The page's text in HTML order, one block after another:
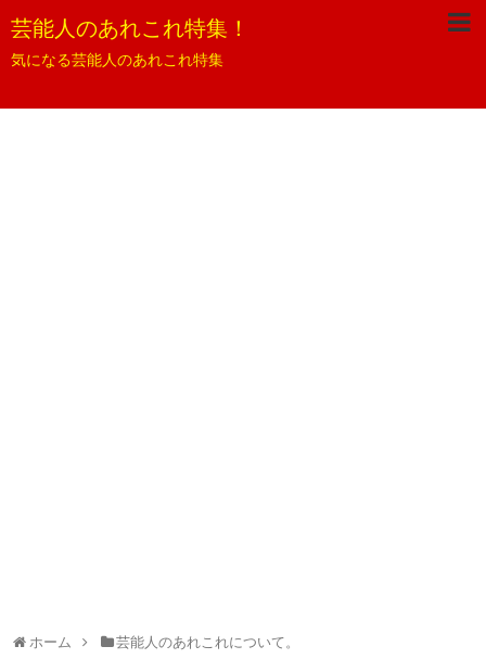
芸能人のあれこれ特集！
気になる芸能人のあれこれ特集
ホーム 芸能人のあれこれについて。